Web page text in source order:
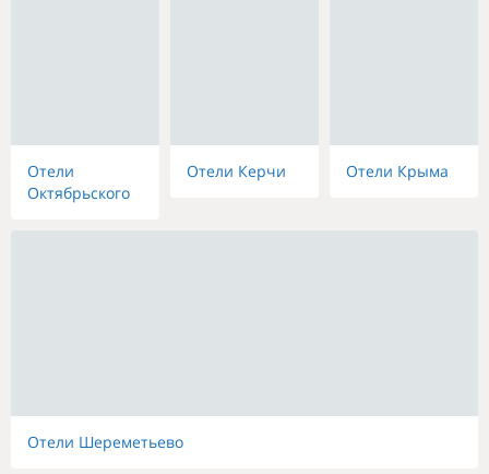
Отели
Октябрьского
Отели Керчи Отели Крыма
Отели Шереметьево